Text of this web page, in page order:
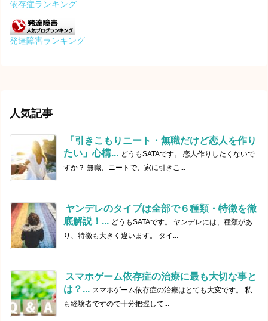
依存症ランキング
発達障害ランキング
人気記事
「引きこもりニート・無職だけど恋人を作り
たい」心構... どうもSATAです。 恋人作りしたくないで
すか？ 無職、ニートで、家に引きこ...
ヤンデレのタイプは全部で６種類・特徴を徹
底解説！... どうもSATAです。 ヤンデレには、種類があ
り、特徴も大きく違います。 タイ...
スマホゲーム依存症の治療に最も大切な事と
は？... スマホゲーム依存症の治療はとても大変です。 私
も経験者ですので十分把握して...